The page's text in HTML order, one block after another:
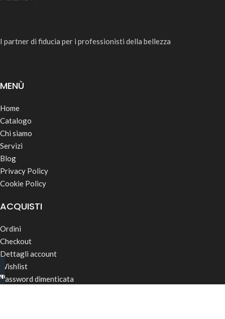
I partner di fiducia per i professionisti della bellezza
MENÙ
Home
Catalogo
Chi siamo
Servizi
Blog
Privacy Policy
Cookie Policy
ACQUISTI
Ordini
Checkout
Dettagli account
Wishlist
Password dimenticata
B2B